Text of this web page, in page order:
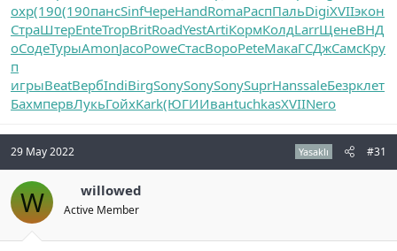
охр(190(190пансSinfЧереHandRomaРаспПальDigiXVIIэкон
СтраШтерEnteTropBritRoadYestArtiКормКолдLarrЩенеВНД
оСодеТурыAmonJacoPoweСтасВороPeteМакаГСДжСамсКру
п
игрыBeatВербIndiBirgSonySonySonySuprHanssaleБезрклет
БахмпервЛукьГойхKark(ЮГИИванtuchkasXVIINero
29 May 2022 Yasaklı #31
W willowed
Active Member